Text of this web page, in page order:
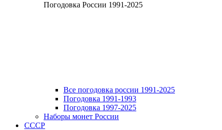
Погодовка России 1991-2025
Все погодовка россии 1991-2025
Погодовка 1991-1993
Погодовка 1997-2025
Наборы монет России
СССР